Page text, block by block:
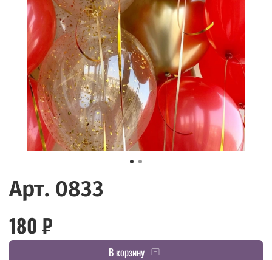
Арт. 0833
180 ₽
В корзину